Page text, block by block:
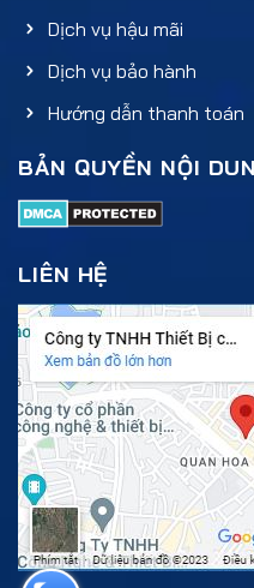
Dịch vụ hậu mãi
Dịch vụ bảo hành
Hướng dẫn thanh toán
BẢN QUYỀN NỘI
LIÊN HỆ